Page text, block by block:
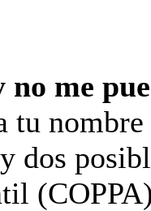
no me
dos